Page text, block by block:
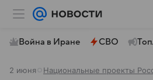
Война в Иране СВО
2 июня Национальные проекты